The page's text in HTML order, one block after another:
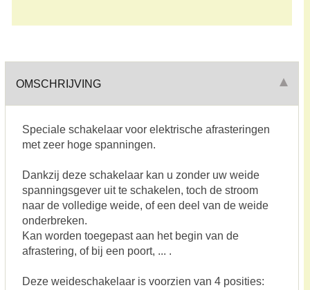
OMSCHRIJVING
Speciale schakelaar voor elektrische afrasteringen
met zeer hoge spanningen.
Dankzij deze schakelaar kan u zonder uw weide
spanningsgever uit te schakelen, toch de stroom
naar de volledige weide, of een deel van de weide
onderbreken.
Kan worden toegepast aan het begin van de
afrastering, of bij een poort, ... .
Deze weideschakelaar is voorzien van 4 posities: